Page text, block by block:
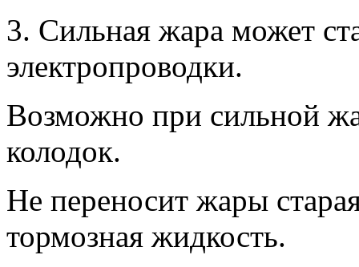
3. Сильная жара может
электропроводки.
Возможно при сильной
колодок.
Не переносит жары
тормозная жидкость.